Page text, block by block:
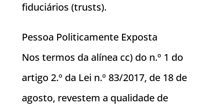
fiduciários (trusts).
Pessoa Politicamente Exposta
Nos termos da alínea cc) do n.º 1 do
artigo 2.º da Lei n.º 83/2017, de 18 de
agosto, revestem a qualidade de